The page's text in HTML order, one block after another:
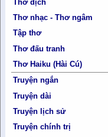
Thơ dịch
Thơ nhạc - Thơ ngâm
Tập thơ
Thơ đấu tranh
Thơ Haiku (Hài Cú)
Truyện ngắn
Truyện dài
Truyện lịch sử
Truyện chính trị